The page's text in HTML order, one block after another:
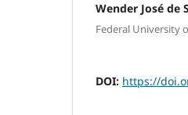
Wender José de
Federal University
DOI: https://